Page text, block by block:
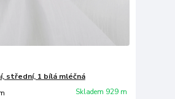
střední, 1 bílá mléčná
Skladem 929 m